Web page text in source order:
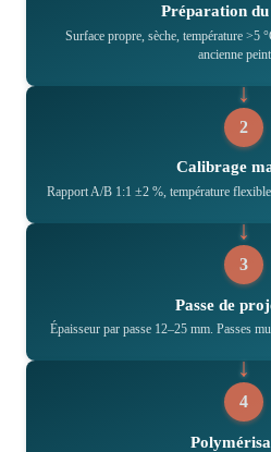
Préparation
Surface propre, sèche, température >5
ancienne
2
Calibrage
Rapport A/B 1:1 ±2 %, température
3
Passe de
Épaisseur par passe 12–25 mm. Passes
4